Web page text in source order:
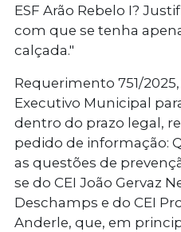
ESF Arão Rebelo I?
com que se tenha
calçada."
Requerimento 751/2025
Executivo Municipal
dentro do prazo legal,
pedido de informação:
as questões de
se do CEI João Gervaz
Deschamps e do CEI
Anderle, que, em